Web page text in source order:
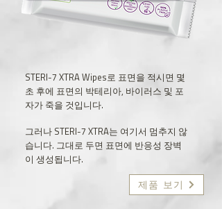
STERI-7 XTRA Wipes로 표면을 적시면 몇
초 후에 표면의 박테리아, 바이러스 및 포
자가 죽을 것입니다.
그러나 STERI-7 XTRA는 여기서 멈추지 않
습니다. 그대로 두면 표면에 반응성 장벽
이 생성됩니다.
제품 보기